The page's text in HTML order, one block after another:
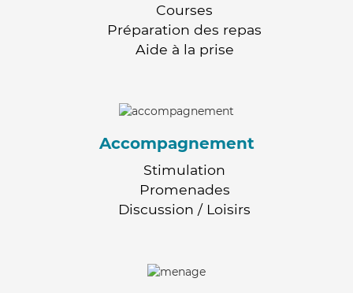
Courses
Préparation des repas
Aide à la prise
Accompagnement
Stimulation
Promenades
Discussion / Loisirs